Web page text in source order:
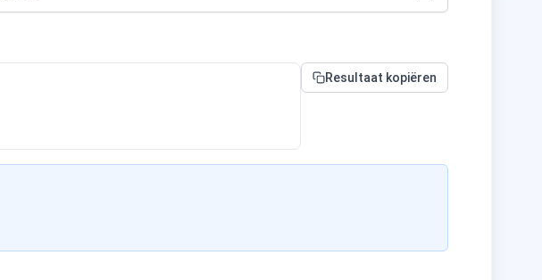
Resultaat kopiëren